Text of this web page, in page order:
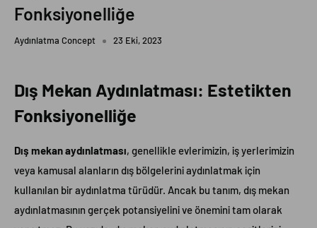
Fonksiyonelliğe
Aydınlatma Concept 23 Eki, 2023
Dış Mekan Aydınlatması: Estetikten
Fonksiyonelliğe
Dış mekan aydınlatması, genellikle evlerimizin, iş yerlerimizin
veya kamusal alanların dış bölgelerini aydınlatmak için
kullanılan bir aydınlatma türüdür. Ancak bu tanım, dış mekan
aydınlatmasının gerçek potansiyelini ve önemini tam olarak